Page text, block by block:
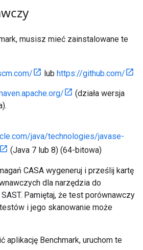
musisz mieć zainstalowane te
lub https://github.com/
(działa wersja
java/technologies/javase-
(Java 7 lub 8) (64-bitowa)
CASA wygeneruj i prześlij kartę
dla narzędzia do
Pamiętaj, że test porównawczy
i jego skanowanie może
aplikację Benchmark, uruchom te